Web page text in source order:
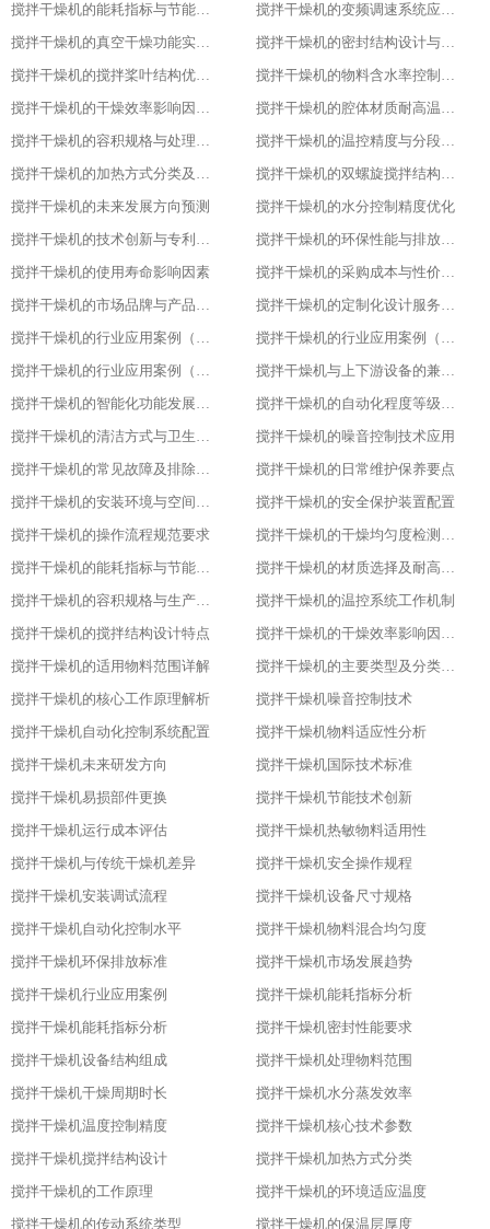
搅拌干燥机的能耗指标与节能改造方案
搅拌干燥机的变频调速系统应用优势
搅拌干燥机的真空干燥功能实现原理
搅拌干燥机的密封结构设计与防泄漏技术
搅拌干燥机的搅拌桨叶结构优化方案
搅拌干燥机的物料含水率控制精度
搅拌干燥机的干燥效率影响因素分析
搅拌干燥机的腔体材质耐高温性能指标
搅拌干燥机的容积规格与处理量匹配
搅拌干燥机的温控精度与分段控温技术
搅拌干燥机的加热方式分类及适用场景
搅拌干燥机的双螺旋搅拌结构设计原理
搅拌干燥机的未来发展方向预测​
搅拌干燥机的水分控制精度优化​
搅拌干燥机的技术创新与专利成果​
搅拌干燥机的环保性能与排放标准​
搅拌干燥机的使用寿命影响因素​
搅拌干燥机的采购成本与性价比评估​
搅拌干燥机的市场品牌与产品对比​
搅拌干燥机的定制化设计服务范围​
搅拌干燥机的行业应用案例（化工行业）​
搅拌干燥机的行业应用案例（食品行业）
搅拌干燥机的行业应用案例（塑料行业）​
搅拌干燥机与上下游设备的兼容适配​
搅拌干燥机的智能化功能发展趋势​
搅拌干燥机的自动化程度等级划分​
搅拌干燥机的清洁方式与卫生标准
搅拌干燥机的噪音控制技术应用​
搅拌干燥机的常见故障及排除方法​
搅拌干燥机的日常维护保养要点​
搅拌干燥机的安装环境与空间要求​
搅拌干燥机的安全保护装置配置​
搅拌干燥机的操作流程规范要求​
搅拌干燥机的干燥均匀度检测方法​
搅拌干燥机的能耗指标与节能设计​
搅拌干燥机的材质选择及耐高温性能​
搅拌干燥机的容积规格与生产需求匹配​
搅拌干燥机的温控系统工作机制
搅拌干燥机的搅拌结构设计特点​
搅拌干燥机的干燥效率影响因素分析​
搅拌干燥机的适用物料范围详解​
搅拌干燥机的主要类型及分类标准​
搅拌干燥机的核心工作原理解析​
搅拌干燥机噪音控制技术
搅拌干燥机自动化控制系统配置
搅拌干燥机物料适应性分析
搅拌干燥机未来研发方向
搅拌干燥机国际技术标准
搅拌干燥机易损部件更换
搅拌干燥机节能技术创新
搅拌干燥机运行成本评估
搅拌干燥机热敏物料适用性
搅拌干燥机与传统干燥机差异
搅拌干燥机安全操作规程
搅拌干燥机安装调试流程
搅拌干燥机设备尺寸规格
搅拌干燥机自动化控制水平
搅拌干燥机物料混合均匀度
搅拌干燥机环保排放标准
搅拌干燥机市场发展趋势
搅拌干燥机行业应用案例
搅拌干燥机能耗指标分析
搅拌干燥机能耗指标分析
搅拌干燥机密封性能要求
搅拌干燥机设备结构组成
搅拌干燥机处理物料范围
搅拌干燥机干燥周期时长
搅拌干燥机水分蒸发效率
搅拌干燥机温度控制精度
搅拌干燥机核心技术参数
搅拌干燥机搅拌结构设计
搅拌干燥机加热方式分类
搅拌干燥机的工作原理
搅拌干燥机的环境适应温度
搅拌干燥机的传动系统类型
搅拌干燥机的保温层厚度